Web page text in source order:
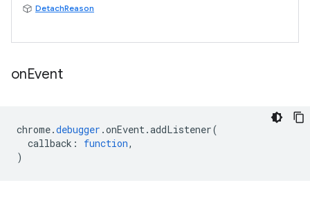
DetachReason
onEvent
chrome.debugger .onEvent.addListener(
callback : function,
)